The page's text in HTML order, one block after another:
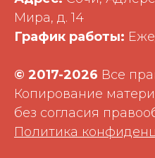
Мира, д. 14
График работы:
© 2017-2026 Все
Копирование
без согласия
Политика